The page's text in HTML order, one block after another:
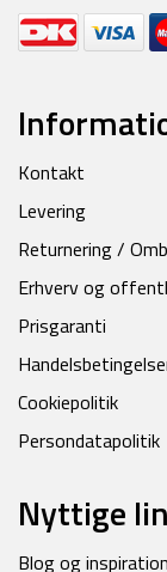
Kontakt
Levering
Returnering /
Erhverv og
Prisgaranti
Cookiepolitik
Persondatapolitik
Nyttige
Blog og inspiration